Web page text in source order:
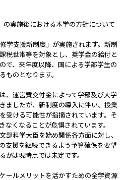
の実施後における本学の方針について
学支援新制度」が実施されます。新制
税世帯等を対象とし、奨学金の給付と
で、来年度以降、国による学部学生の
ものとなります。
、運営費交付金によって学部及び大学
ましたが、新制度の導入に伴い、授業
受ける可能性が指摘されています。そ
なくなることが危惧されています。
科学大臣を始め関係各方面に対し、
支援を継続できるよう予算確保を要望
かは現時点では未定です。
ールメリットを活かすための全学資源